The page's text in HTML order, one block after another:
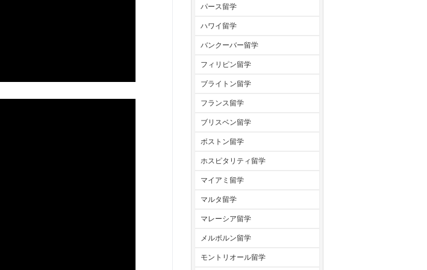
パース留学
ハワイ留学
バンクーバー留学
フィリピン留学
ブライトン留学
フランス留学
ブリスベン留学
ボストン留学
ホスピタリティ留学
マイアミ留学
マルタ留学
マレーシア留学
メルボルン留学
モントリオール留学